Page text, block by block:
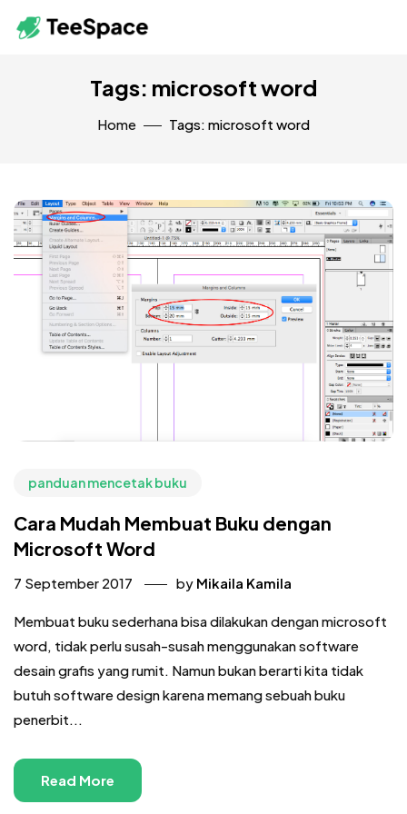
Tags: microsoft word
Home Tags: microsoft word
panduan mencetak buku
Cara Mudah Membuat Buku dengan
Microsoft Word
7 September 2017 by Mikaila Kamila
Membuat buku sederhana bisa dilakukan dengan microsoft
word, tidak perlu susah-susah menggunakan software
desain grafis yang rumit. Namun bukan berarti kita tidak
butuh software design karena memang sebuah buku
penerbit...
Read More